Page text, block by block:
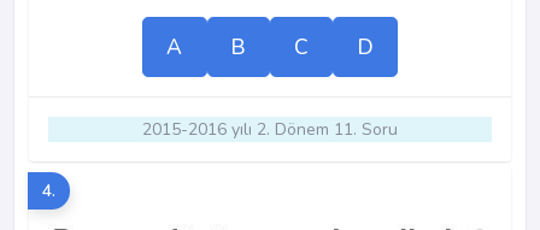
A B C D
2015-2016 yılı 2. Dönem 11. Soru
4.